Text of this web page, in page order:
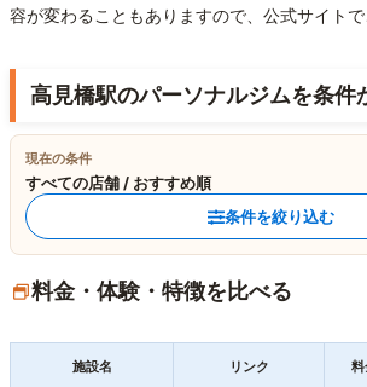
容が変わることもありますので、公式サイトで
高見橋駅のパーソナルジムを条件
現在の条件
すべての店舗 / おすすめ順
条件を絞り込む
料金・体験・特徴を比べる
施設名 リンク 料